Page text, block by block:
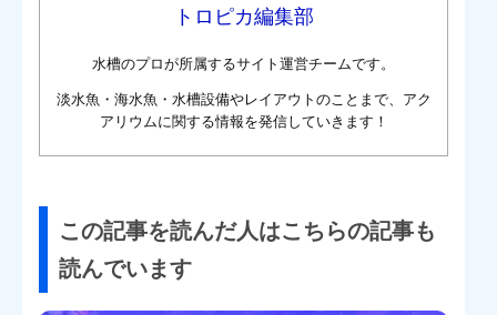
トロピカ編集部
水槽のプロが所属するサイト運営チームです。
淡水魚・海水魚・水槽設備やレイアウトのことまで、アク
アリウムに関する情報を発信していきます！
この記事を読んだ人はこちらの記事も
読んでいます